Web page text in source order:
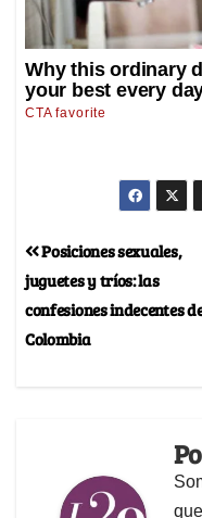
Posiciones sexuales,
juguetes y tríos: las
confesiones indecentes
Colombia